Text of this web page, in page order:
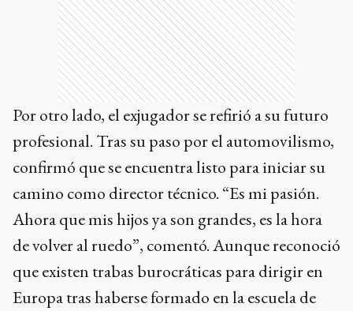
Por otro lado, el exjugador se refirió a su futuro
profesional. Tras su paso por el automovilismo,
confirmó que se encuentra listo para iniciar su
camino como director técnico. “Es mi pasión.
Ahora que mis hijos ya son grandes, es la hora
de volver al ruedo”, comentó. Aunque reconoció
que existen trabas burocráticas para dirigir en
Europa tras haberse formado en la escuela de